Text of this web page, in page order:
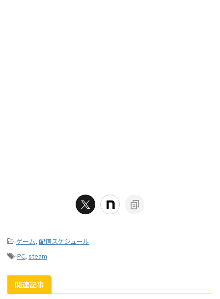
-ゲーム, 配信スケジュール
-PC, steam
関連記事